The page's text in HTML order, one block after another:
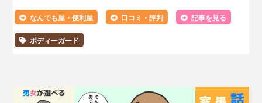
なんでも屋・便利屋 口コミ・評判 記事を見る
ボディーガード